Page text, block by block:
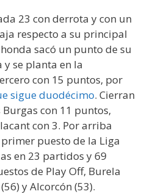
23 con derrota y con un
respecto a su principal
sacó un punto de su
se planta en la
con 15 puntos, por
sigue duodécimo. Cierran
con 11 puntos,
con 3. Por arriba
puesto de la Liga
en 23 partidos y 69
de Play Off, Burela
y Alcorcón (53).